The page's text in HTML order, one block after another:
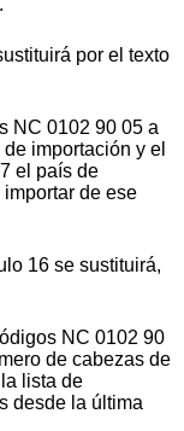
por el texto
NC 0102 90 05 a
importación y el
el país de
de ese
16 se sustituirá,
NC 0102 90
de cabezas de
lista de
desde la última